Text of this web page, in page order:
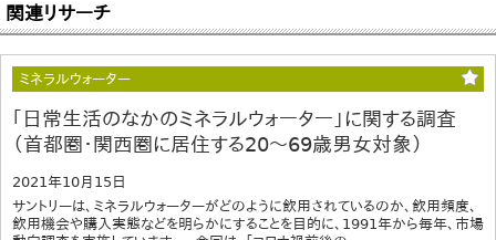
関連リサーチ
ミネラルウォーター
｢日常生活のなかのミネラルウォーター」に関する調査
（首都圏・関西圏に居住する20～69歳男女対象）
2021年10月15日
サントリーは、ミネラルウォーターがどのように飲用されているのか、飲用頻度、
飲用機会や購入実態などを明らかにすることを目的に、1991年から毎年、市場